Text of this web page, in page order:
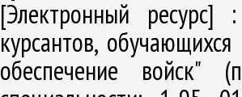
[Электронный ресурс]
курсантов,
обеспечение войск"